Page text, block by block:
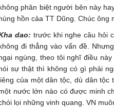
phân biệt người bên này
hồn cảa TT Dũng. Chúc ông
dao: trước khi nghe câu hỏi
đi thẳng vào vấn đề.
ngùng, theo tôi nghĩ điều
sự thật thì không có gì phải
của một dân tộc, dù dân
nước lớn nào có được minh
lọi những vinh quang. VN